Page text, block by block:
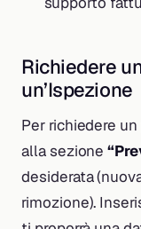
Richiedere
un’Ispezione
Per richiedere
alla sezione
desiderata
rimozione).